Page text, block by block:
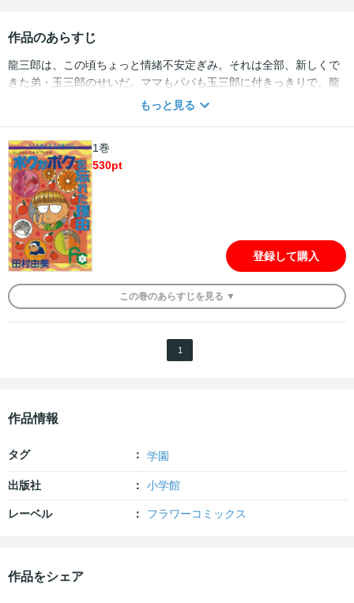
作品のあらすじ
龍三郎は、この頃ちょっと情緒不安定ぎみ。それは全部、新しくで
きた弟・玉三郎のせいだ。ママもパパも玉三郎に付きっきりで、龍
三郎のことなんてちっともかまってくれないのだ。そのくせママ
た龍三郎。だがその途中、公園の階段で転んでしまい、頭を打った
拍子に記憶をなくしてしまう。何もわからなくなってボーッとして
いる龍三郎は、通りかかった見知らぬおじさんに連れていかれ
て…!?
もっと見る
1巻
530pt
登録して購入
この巻のあらすじを 見る ▼
1
作品情報
タグ 学園
出版社 小学館
レーベル フラワーコミックス
作品をシェア